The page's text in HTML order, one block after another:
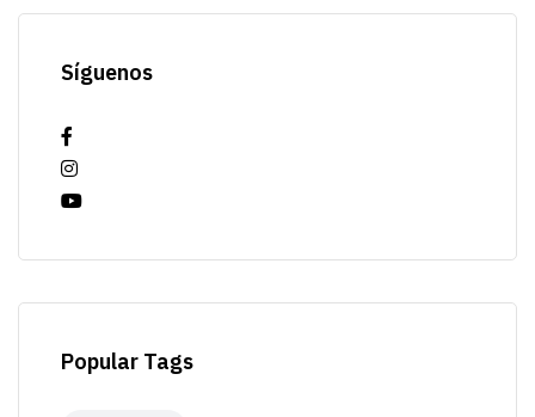
Síguenos
Popular Tags